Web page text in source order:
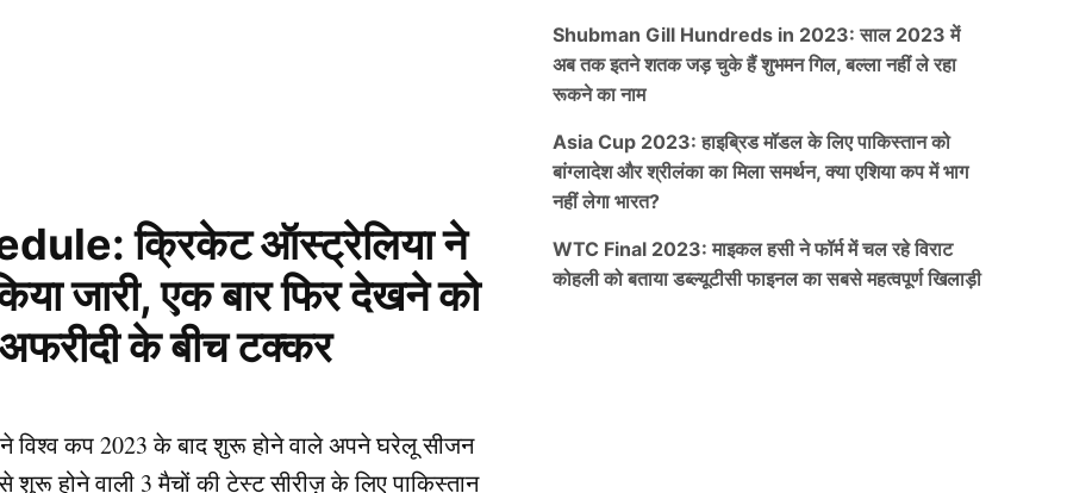
क्रिकेट ऑस्ट्रेलिया ने
जारी, एक बार फिर देखने को
के बीच टक्कर
विश्व कप 2023 के बाद शुरू होने वाले अपने घरेलू सीजन
होने वाली 3 मैचों की टेस्ट सीरीज़ के लिए पाकिस्तान
Shubman Gill Hundreds in 2023: साल 2023 में
अब तक इतने शतक जड़ चुके हैं शुभमन गिल, बल्ला नहीं ले रहा
रूकने का नाम
Asia Cup 2023: हाइब्रिड मॉडल के लिए पाकिस्तान को
बांग्लादेश और श्रीलंका का मिला समर्थन, क्या एशिया कप में भाग
नहीं लेगा भारत?
WTC Final 2023: माइकल हसी ने फॉर्म में चल रहे विराट
कोहली को बताया डब्ल्यूटीसी फाइनल का सबसे महत्वपूर्ण खिलाड़ी